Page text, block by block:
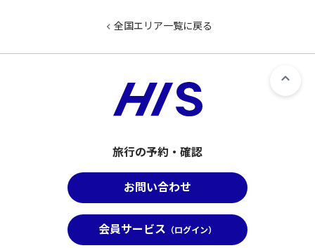
全国エリア一覧に戻る
旅行の予約・確認
お問い合わせ
会員サービス （ログイン）